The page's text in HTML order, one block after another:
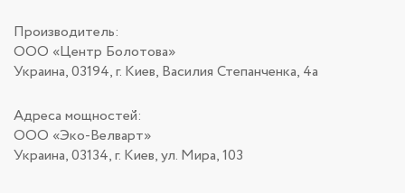
Производитель:
ООО «Центр Болотова»
Украина, 03194, г. Киев, Василия Степанченка, 4а
Адреса мощностей:
ООО «Эко-Велварт»
Украина, 03134, г. Киев, ул. Мира, 103